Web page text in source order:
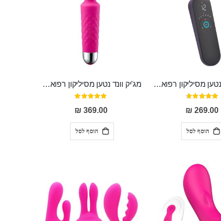
מג'יק וונד נטען מסיליקון רפואי חזק בעל 12 מצבי רטט ו6 מהירויות שונות ROMI
דירוג:
269.00 ₪
הוסף לסל
מג'יק וונד נטען מסיליקון רפואי Sofia
דירוג:
369.00 ₪
הוסף לסל